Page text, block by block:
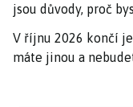
jsou důvody, proč
V říjnu 2026 končí
máte jinou a